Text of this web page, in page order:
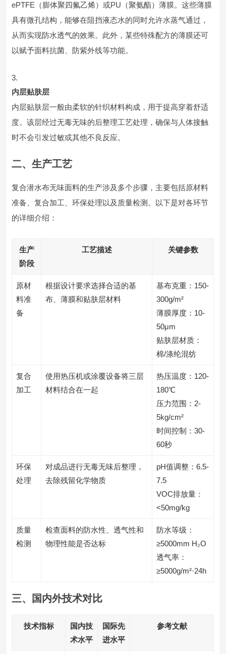
ePTFE（膨体聚四氟乙烯）或PU（聚氨酯）薄膜。这些薄膜
具有微孔结构，能够在阻挡液态水的同时允许水蒸气通过，
从而实现防水透气的效果。此外，某些特殊配方的薄膜还可
以赋予面料抗菌、防紫外线等功能。
内层贴肤层
内层贴肤层一般由柔软的针织材料构成，用于提高穿着舒适
度。该层经过无毒无味的后整理工艺处理，确保与人体接触
时不会引发过敏或其他不良反应。
二、生产工艺
复合潜水布无味面料的生产涉及多个步骤，主要包括原材料
准备、复合加工、环保处理以及质量检测。以下是对各环节
的详细介绍：
生产
阶段
工艺描述 关键参数
原材
料准
备
根据设计要求选择合适的基
布、薄膜和贴肤层材料
基布克重：150-
300g/m²
薄膜厚度：10-
50μm
贴肤层材质：
棉/涤纶混纺
复合
加工
使用热压机或涂覆设备将三层
材料结合在一起
热压温度：120-
180℃
压力范围：2-
5kg/cm²
时间控制：30-
60秒
环保
处理
对成品进行无毒无味后整理，
去除残留化学物质
pH值调整：6.5-
7.5
VOC排放量：
<50mg/kg
质量
检测
检查面料的防水性、透气性和
物理性能是否达标
防水等级：
≥5000mm H₂O
透气率：
≥5000g/m²·24h
三、国内外技术对比
技术指标
国内技
术水平
国际先
进水平
参考文献